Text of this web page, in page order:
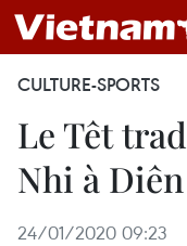
CULTURE-SPORTS
Le Têt
Nhi à
24/01/2020 09:23